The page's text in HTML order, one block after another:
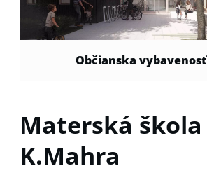
Občianska vybavenosť
Materská škola
K.Mahra